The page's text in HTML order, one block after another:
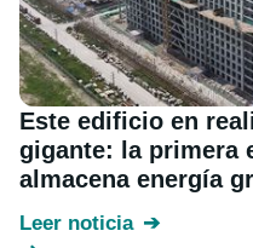
Este edificio en
gigante: la primera
almacena energía
Leer noticia